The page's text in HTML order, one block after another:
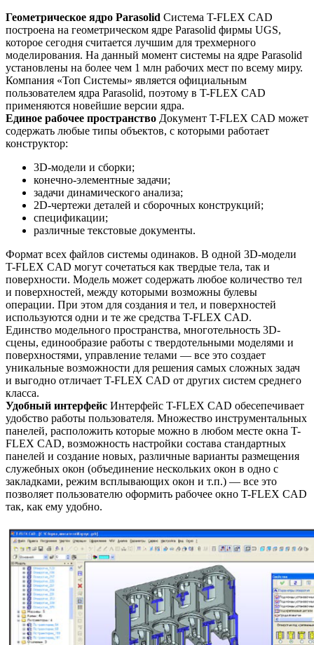
Геометрическое ядро Parasolid Система T-FLEX CAD
построена на геометрическом ядре Parasolid фирмы UGS,
которое сегодня считается лучшим для трехмерного
моделирования. На данный момент системы на ядре Parasolid
установлены на более чем 1 млн рабочих мест по всему миру.
Компания «Toп Системы» является официальным
пользователем ядра Parasolid, поэтому в T-FLEX CAD
применяются новейшие версии ядра.
Единое рабочее пространство Документ T-FLEX CAD может
содержать любые типы объектов, с которыми работает
конструктор:
3D-модели и сборки;
конечно-элементные задачи;
задачи динамического анализа;
2D-чертежи деталей и сборочных конструкций;
спецификации;
различные текстовые документы.
Формат всех файлов системы одинаков. В одной 3D-модели
T-FLEX CAD могут сочетаться как твердые тела, так и
поверхности. Модель может содержать любое количество тел
и поверхностей, между которыми возможны булевы
операции. При этом для создания и тел, и поверхностей
используются одни и те же средства T-FLEX CAD.
Единство модельного пространства, многотельность 3D-
сцены, единообразие работы с твердотельными моделями и
поверхностями, управление телами — все это создает
уникальные возможности для решения самых сложных задач
и выгодно отличает T-FLEX CAD от других систем среднего
класса.
Удобный интерфейс Интерфейс T-FLEX CAD обесепечивает
удобство работы пользователя. Множество инструментальных
панелей, расположить которые можно в любом месте окна T-
FLEX CAD, возможность настройки состава стандартных
панелей и создание новых, различные варианты размещения
служебных окон (объединение нескольких окон в одно с
закладками, режим всплывающих окон и т.п.) — все это
позволяет пользователю оформить рабочее окно T-FLEX CAD
так, как ему удобно.